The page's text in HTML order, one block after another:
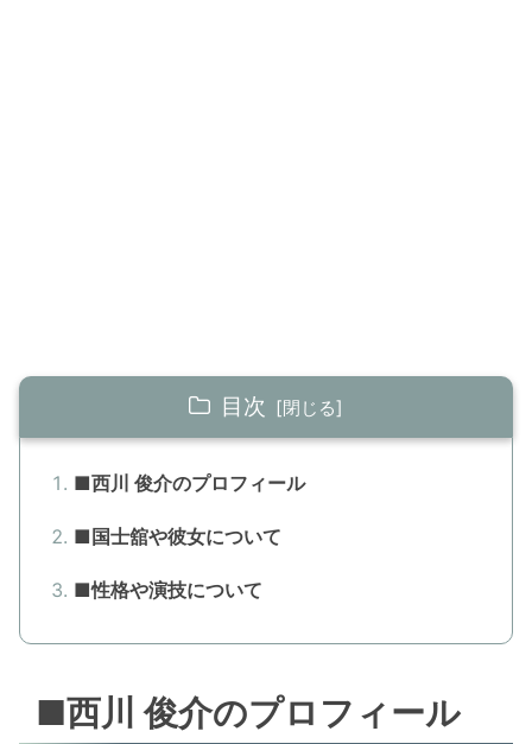
目次
■西川 俊介のプロフィール
■国士舘や彼女について
■性格や演技について
■西川 俊介のプロフィール